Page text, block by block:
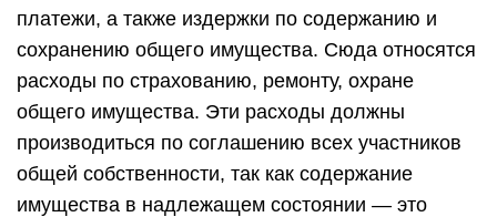
платежи, а также издержки по содержанию и
сохранению общего имущества. Сюда относятся
расходы по страхованию, ремонту, охране
общего имущества. Эти расходы должны
производиться по соглашению всех участников
общей собственности, так как содержание
имущества в надлежащем состоянии — это